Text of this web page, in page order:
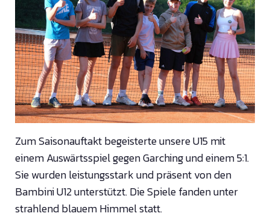
Zum Saisonauftakt begeisterte unsere U15 mit
einem Auswärtsspiel gegen Garching und einem 5:1.
Sie wurden leistungsstark und präsent von den
Bambini U12 unterstützt. Die Spiele fanden unter
strahlend blauem Himmel statt.